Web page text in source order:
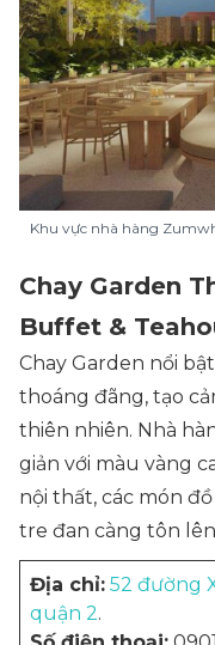
Khu vực nhà hàng
Chay Garden
Buffet &
Chay Garden nổi
thoáng đãng, tạo
thiên nhiên. Nhà
giản với màu vàng
nội thất, các món
tre đan càng tôn
Địa chỉ: 52 đường
quận 2.